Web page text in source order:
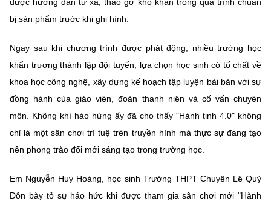
bị sản phẩm trước khi ghi hình.
Ngay sau khi chương trình được phát động, nhiều trường học
khẩn trương thành lập đội tuyển, lựa chọn học sinh có tố chất về
khoa học công nghệ, xây dựng kế hoạch tập luyện bài bản với sự
đồng hành của giáo viên, đoàn thanh niên và cố vấn chuyên
môn. Không khí hào hứng ấy đã cho thấy "Hành tinh 4.0" không
chỉ là một sân chơi trí tuệ trên truyền hình mà thực sự đang tạo
nên phong trào đổi mới sáng tạo trong trường học.
Em Nguyễn Huy Hoàng, học sinh Trường THPT Chuyên Lê Quý
Đôn bày tỏ sự háo hức khi được tham gia sân chơi mới "Hành